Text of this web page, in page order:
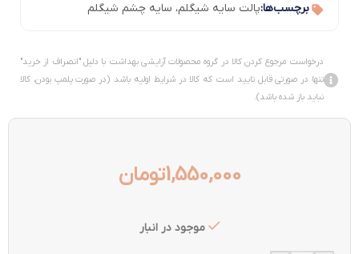
برچسب‌ها:پالت سایه شیگلم، سایه چشم شیگلم
درخواست مرجوع کردن کالا در گروه محصولات آرایشی بهداشت با دلیل "انصراف از خرید"
تنها در صورتی قابل تایید است که کالا در شرایط اولیه باشد (در صورت پلمپ بودن، کالا
نباید باز شده باشد).
1,550,000تومان
موجود در انبار